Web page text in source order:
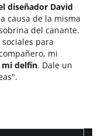
diseñador David
causa de la misma
del canante.
para
mi
mi delfín. Dale un